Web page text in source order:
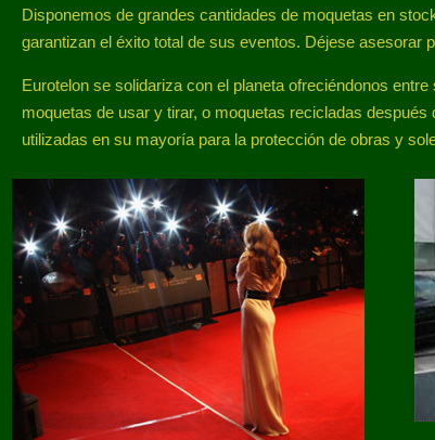
Disponemos de grandes cantidades de moquetas en
garantizan el éxito total de sus eventos. Déjese asesorar
Eurotelon se solidariza con el planeta ofreciéndonos
moquetas de usar y tirar, o moquetas recicladas
utilizadas en su mayoría para la protección de obras y